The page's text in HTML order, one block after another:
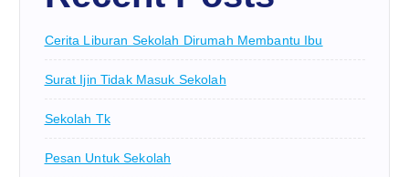
Cerita Liburan Sekolah Dirumah Membantu Ibu
Surat Ijin Tidak Masuk Sekolah
Sekolah Tk
Pesan Untuk Sekolah